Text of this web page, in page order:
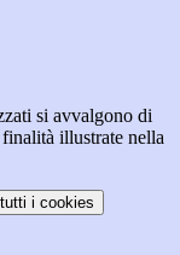
si avvalgono di
illustrate nella
i cookies